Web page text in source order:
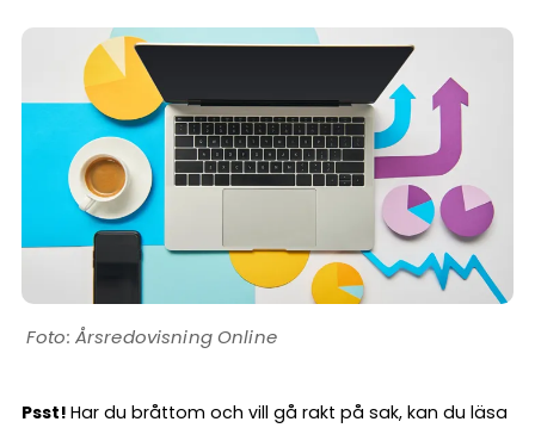
Årsredovisning Online
Psst! Har du bråttom och vill gå rakt på sak, kan du läsa